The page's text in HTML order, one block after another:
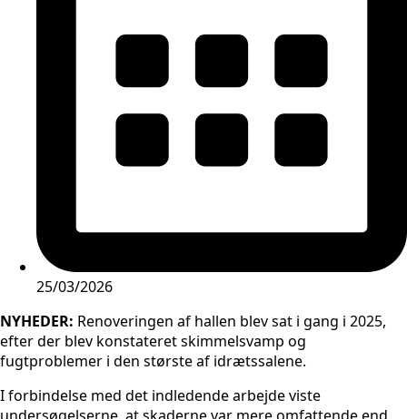
25/03/2026
NYHEDER: Renoveringen af hallen blev sat i gang i 2025,
efter der blev konstateret skimmelsvamp og
fugtproblemer i den største af idrætssalene.
I forbindelse med det indledende arbejde viste